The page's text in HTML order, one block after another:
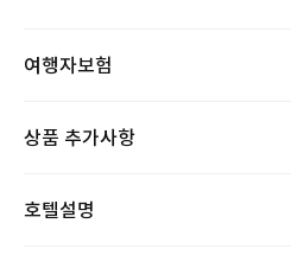
여행자보험
상품 추가사항
호텔설명